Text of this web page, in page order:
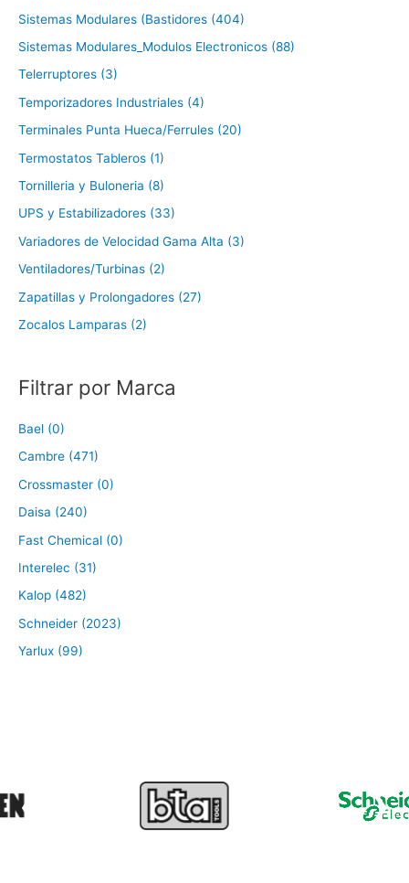
❮ ❯
Sistemas Modulares (Bastidores (404)
Sistemas Modulares_Modulos Electronicos (88)
Telerruptores (3)
Temporizadores Industriales (4)
Terminales Punta Hueca/Ferrules (20)
Termostatos Tableros (1)
Tornilleria y Buloneria (8)
UPS y Estabilizadores (33)
Variadores de Velocidad Gama Alta (3)
Ventiladores/Turbinas (2)
Zapatillas y Prolongadores (27)
Zocalos Lamparas (2)
Filtrar por Marca
Bael (0)
Cambre (471)
Crossmaster (0)
Daisa (240)
Fast Chemical (0)
Interelec (31)
Kalop (482)
Schneider (2023)
Yarlux (99)